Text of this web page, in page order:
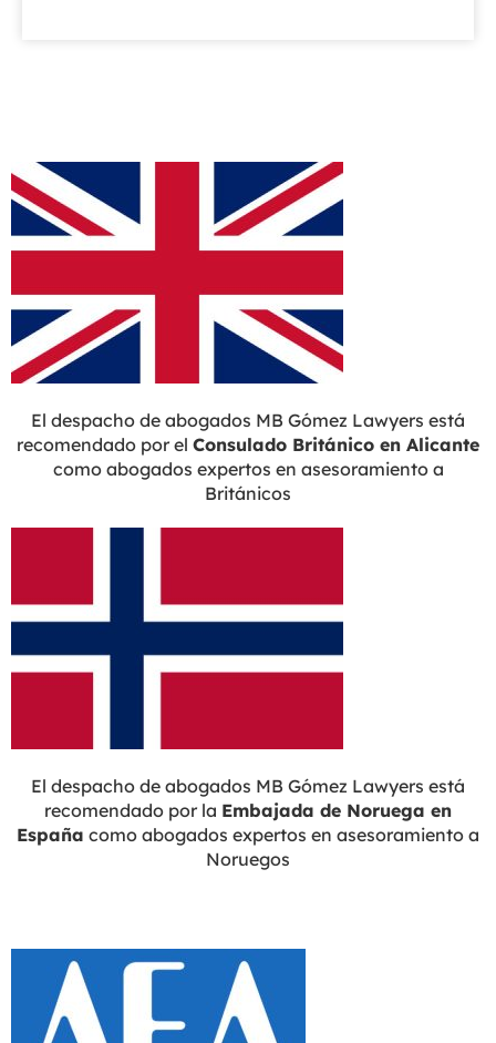
El despacho de abogados MB Gómez Lawyers está
recomendado por el Consulado Británico en Alicante
como abogados expertos en asesoramiento a
Británicos
El despacho de abogados MB Gómez Lawyers está
recomendado por la Embajada de Noruega en
España como abogados expertos en asesoramiento a
Noruegos